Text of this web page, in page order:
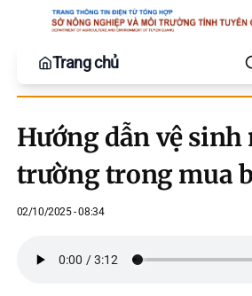
Trang chủ
Hướng dẫn vệ sinh
trường trong mua
02/10/2025 - 08:34